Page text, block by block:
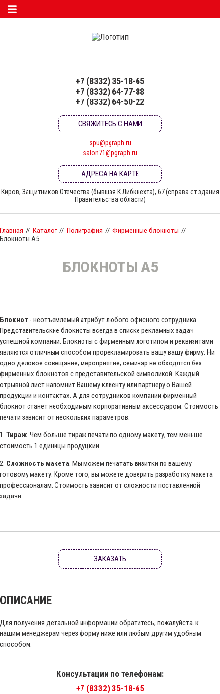
+7 (8332) 35-18-65
+7 (8332) 64-77-88
+7 (8332) 64-50-22
СВЯЖИТЕСЬ С НАМИ
spu@pgraph.ru
salon71@pgraph.ru
АДРЕСА НА КАРТЕ
Киров, Защитников Отечества (бывшая К.Либкнехта), 67 (справа от здания
Правительства области)
Главная // Каталог // Полиграфия // Фирменные блокноты //
Блокноты А5
БЛОКНОТЫ А5
Блокнот - неотъемлемый атрибут любого офисного сотрудника.
Представительские блокноты всегда в списке рекламных задач
успешной компании. Блокноты с фирменным логотипом и реквизитами
являются отличным способом прорекламировать вашу вашу фирму. Ни
одно деловое совещание, мероприятие, семинар не обходятся без
фирменных блокнотов с представительской символикой. Каждый
отрывной лист напомнит Вашему клиенту или партнеру о Вашей
продукции и контактах. А для сотрудников компании фирменный
блокнот станет необходимым корпоративным аксессуаром. Стоимость
печати зависит от нескольких параметров:
1. Тираж. Чем больше тираж печати по одному макету, тем меньше
стоимость 1 единицы продуцкии.
2. Сложность макета. Мы можем печатать визитки по вашему
готовому макету. Кроме того, вы можете доверить разработку макета
профессионалам. Стоимость зависит от сложности поставленной
задачи.
ЗАКАЗАТЬ
ОПИСАНИЕ
Для получения детальной информации обратитесь, пожалуйста, к
нашим менеджерам через форму ниже или любым другим удобным
способом.
Консультации по телефонам:
+7 (8332) 35-18-65